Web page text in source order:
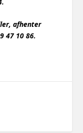
afhenter
47 10 86.